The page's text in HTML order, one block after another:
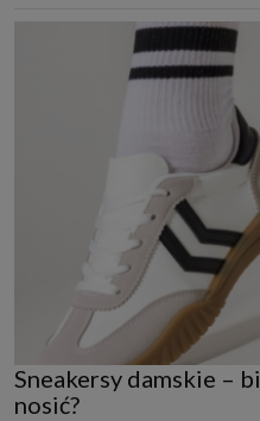
Sneakersy damskie –
nosić?